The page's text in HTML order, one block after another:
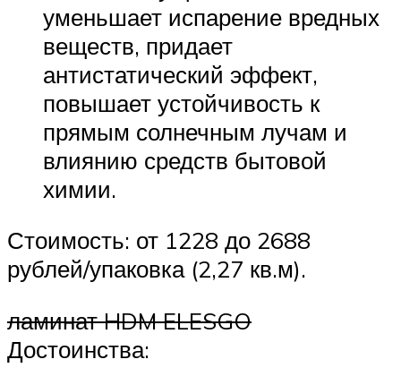
уменьшает испарение вредных
веществ, придает
антистатический эффект,
повышает устойчивость к
прямым солнечным лучам и
влиянию средств бытовой
химии.
Стоимость: от 1228 до 2688
рублей/упаковка (2,27 кв.м).
ламинат HDM ELESGO
Достоинства: